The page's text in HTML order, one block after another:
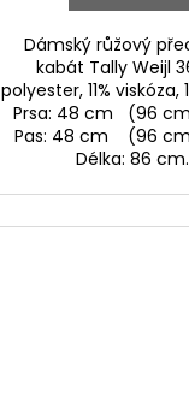
Dámský růžový
kabát Tally Weijl
polyester, 11% viskóza,
Prsa: 48 cm (96
Pas: 48 cm (96
Délka: 86